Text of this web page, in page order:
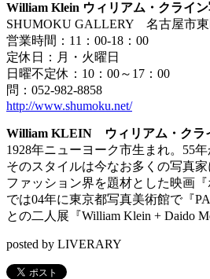
William Klein ウィリアム・クライ
SHUMOKU GALLERY 名古屋市
営業時間：11：00-18：00
定休日：月・火曜日
日曜不定休：10：00～17：00
問：052-982-8858
http://www.shumoku.net/
William KLEIN ウィリアム・クラ
1928年ニューヨーク市生まれ。55
そのスタイルは今なお多くの写真
ファッション界を題材とした映画
では04年に東京都写真美術館で『
との二人展『William Klein + Daido
posted by LIVERARY